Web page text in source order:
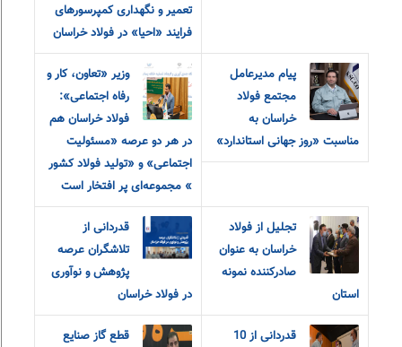
تعمیر و نگهداری کمپرسورهای
فرایند «احیا» در فولاد خراسان
پیام مدیرعامل
مجتمع فولاد
خراسان به
مناسبت «روز جهانی استاندارد»
وزیر «تعاون، کار و
رفاه اجتماعی»:
فولاد خراسان هم
در هر دو‌ عرصه «مسئولیت
اجتماعی» و «تولید فولاد کشور
» مجموعه‌ای پر افتخار است
تجلیل از فولاد
خراسان به عنوان
صادرکننده نمونه
استان
قدردانی از
تلاشگران عرصه
پژوهش و نوآوری
در فولاد خراسان
قدردانی از 10
قطع گاز صنایع